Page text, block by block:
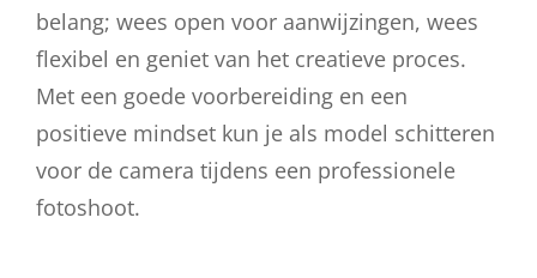
belang; wees open voor aanwijzingen, wees
flexibel en geniet van het creatieve proces.
Met een goede voorbereiding en een
positieve mindset kun je als model schitteren
voor de camera tijdens een professionele
fotoshoot.